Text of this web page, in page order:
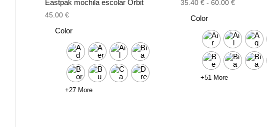
Eastpak mochila escolar Orbit
45.00 €
Color
+27 More
35.40€ - 60.00€Rango
desde
35.40 €
hasta
60.00 €
Color
+51 More